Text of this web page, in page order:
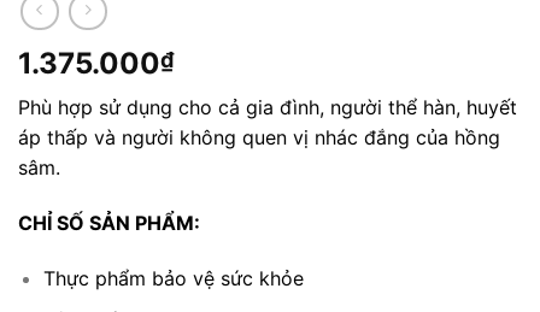
1.375.000₫
Phù hợp sử dụng cho cả gia đình, người thể hàn, huyết
áp thấp và người không quen vị nhác đắng của hồng
sâm.
CHỈ SỐ SẢN PHẨM:
Thực phẩm bảo vệ sức khỏe